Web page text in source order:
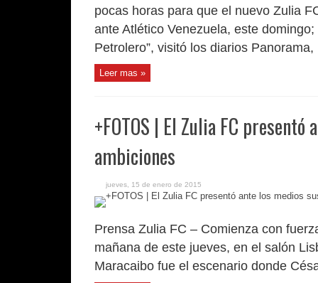
pocas horas para que el nuevo Zulia
ante Atlético Venezuela, este
Petrolero”, visitó los diarios
Leer mas »
+FOTOS | El Zulia FC
ambiciones
jueves, 15 de enero de 2015
Prensa Zulia FC – Comienza con
mañana de este jueves, en el salón
Maracaibo fue el escenario donde